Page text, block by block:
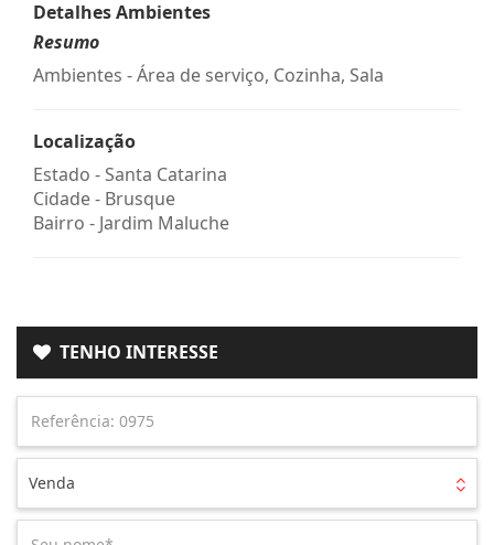
Detalhes Ambientes
Resumo
Ambientes - Área de serviço, Cozinha, Sala
Localização
Estado -Santa Catarina
Cidade - Brusque
Bairro - Jardim Maluche
TENHO INTERESSE
Venda